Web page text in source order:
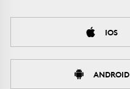
IOS
ANDROID